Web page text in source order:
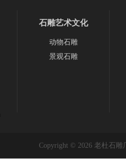
石雕艺术文化
动物石雕
景观石雕
Copyright © 2026 老杜石